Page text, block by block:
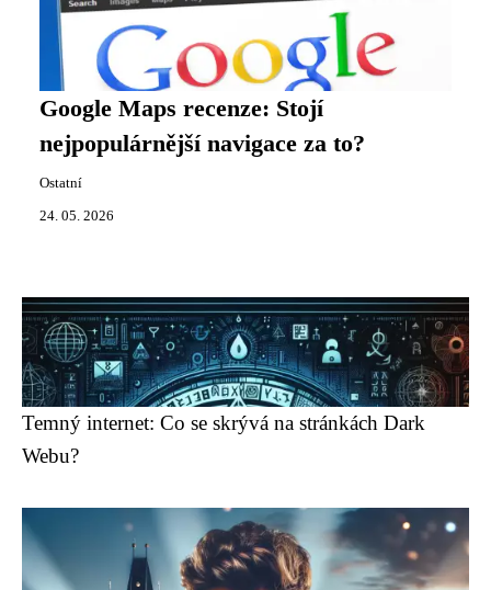
Google Maps recenze: Stojí
nejpopulárnější navigace za to?
Ostatní
24. 05. 2026
Temný internet: Co se skrývá na stránkách Dark
Webu?